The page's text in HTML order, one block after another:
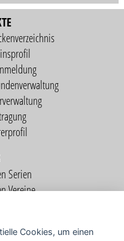
Serien
Vereine
Cookies, um einen